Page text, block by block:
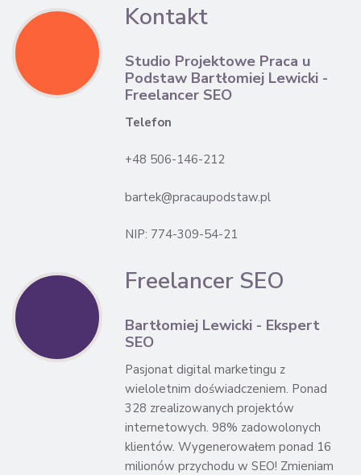
Kontakt
Studio Projektowe Praca u
Podstaw Bartłomiej Lewicki -
Freelancer SEO
Telefon
+48 506-146-212
bartek@pracaupodstaw.pl
NIP: 774-309-54-21
Freelancer SEO
Bartłomiej Lewicki - Ekspert
SEO
Pasjonat digital marketingu z
wieloletnim doświadczeniem. Ponad
328 zrealizowanych projektów
internetowych. 98% zadowolonych
klientów. Wygenerowałem ponad 16
milionów przychodu w SEO! Zmieniam